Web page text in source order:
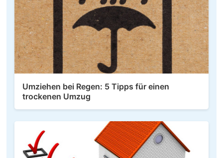
Umziehen bei Regen: 5 Tipps für einen
trockenen Umzug